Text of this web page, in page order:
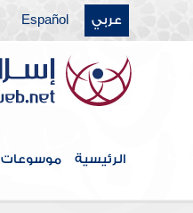
عربي Español
الرئيسية موسوعات
الطبقة التاسعة
الطبقة العاشرة
الطبقة الحادية عشرة
الطبقة الثانية عشرة
الطبقة الثالثة عشر